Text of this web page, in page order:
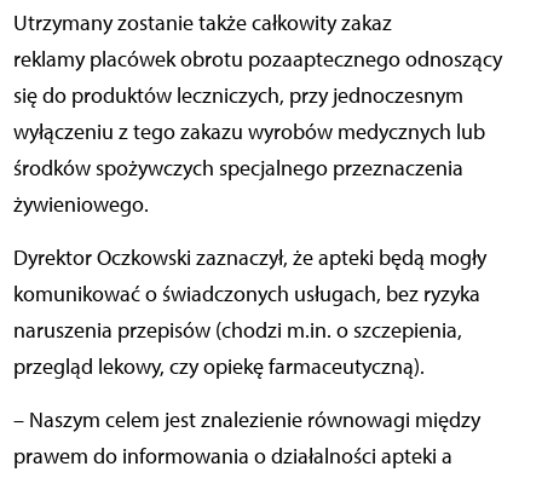
Utrzymany zostanie także całkowity zakaz
reklamy placówek obrotu pozaaptecznego odnoszący
się do produktów leczniczych, przy jednoczesnym
wyłączeniu z tego zakazu wyrobów medycznych lub
środków spożywczych specjalnego przeznaczenia
żywieniowego.
Dyrektor Oczkowski zaznaczył, że apteki będą mogły
komunikować o świadczonych usługach, bez ryzyka
naruszenia przepisów (chodzi m.in. o szczepienia,
przegląd lekowy, czy opiekę farmaceutyczną).
– Naszym celem jest znalezienie równowagi między
prawem do informowania o działalności apteki a